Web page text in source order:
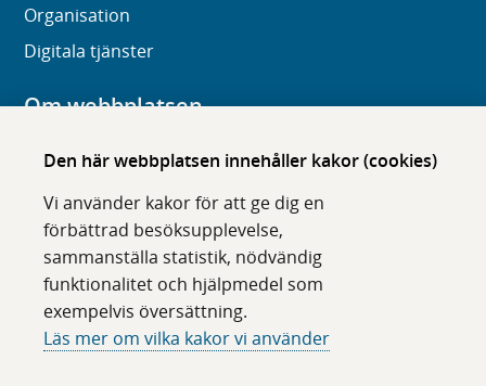
Den här webbplatsen innehåller kakor (cookies)
Vi använder kakor för att ge dig en
förbättrad besöksupplevelse,
sammanställa statistik, nödvändig
funktionalitet och hjälpmedel som
exempelvis översättning.
Läs mer om vilka kakor vi använder
Organisation
Digitala tjänster
Om webbplatsen
Om karolinska.se
Tillgänglighet
Om cookies
Följ oss i sociala medier